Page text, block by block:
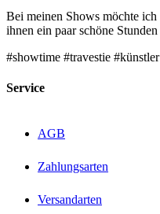
Bei meinen Shows möchte
ihnen ein paar schöne Stunden
#showtime #travestie
Service
AGB
Zahlungsarten
Versandarten